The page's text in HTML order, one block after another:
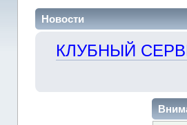
Новости
КЛУБНЫЙ